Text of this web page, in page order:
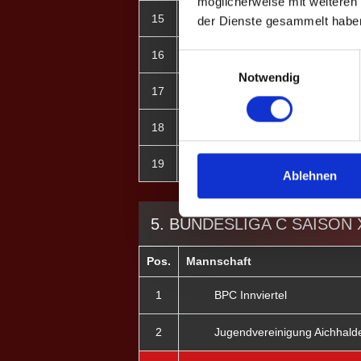
der Dienste gesammelt
Notwendig
Ablehnen
15 Leonnie S. ♀
16
17
18
19
5. BUNDESLIGA C SAISON
Pos. Mannschaft
1 BPC Innviertel
2 Jugendvereinigung